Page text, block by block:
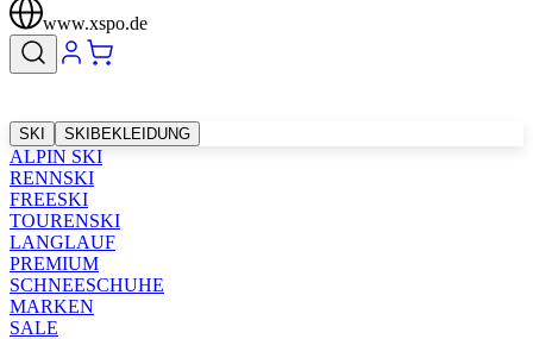
www.xspo.de
SKI SKIBEKLEIDUNG
ALPIN SKI
RENNSKI
FREESKI
TOURENSKI
LANGLAUF
PREMIUM
SCHNEESCHUHE
MARKEN
SALE